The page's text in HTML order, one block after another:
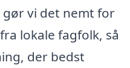
vi det nemt for
lokale fagfolk, så
der bedst